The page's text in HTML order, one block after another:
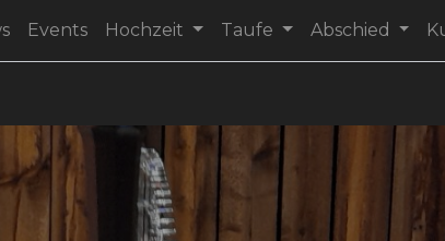
Events Hochzeit Taufe Abschied